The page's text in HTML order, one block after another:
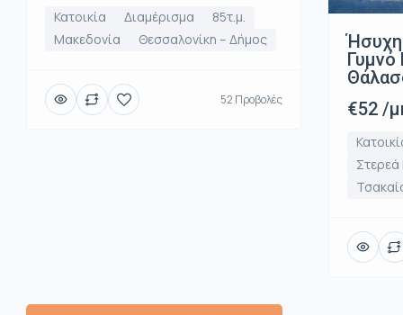
Κατοικία Διαμέρισμα
85τ.μ.
Μακεδονία
Θεσσαλονίκη – Δήμος
52 Προβολές
Γυμνό
€52 /